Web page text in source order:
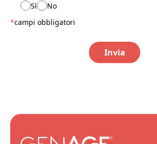
Sì
No
*campi obbligatori
Invia